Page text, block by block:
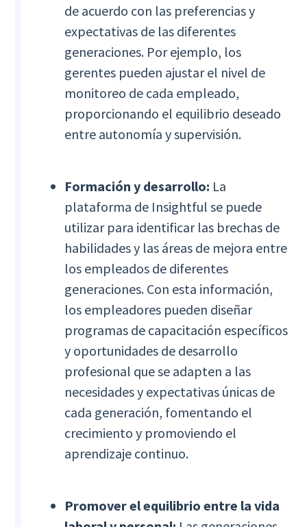
de acuerdo con las preferencias y
expectativas de las diferentes
generaciones. Por ejemplo, los
gerentes pueden ajustar el nivel de
monitoreo de cada empleado,
proporcionando el equilibrio deseado
entre autonomía y supervisión.
Formación y desarrollo: La
plataforma de Insightful se puede
utilizar para identificar las brechas de
habilidades y las áreas de mejora entre
los empleados de diferentes
generaciones. Con esta información,
los empleadores pueden diseñar
programas de capacitación específicos
y oportunidades de desarrollo
profesional que se adapten a las
necesidades y expectativas únicas de
cada generación, fomentando el
crecimiento y promoviendo el
aprendizaje continuo.
Promover el equilibrio entre la vida